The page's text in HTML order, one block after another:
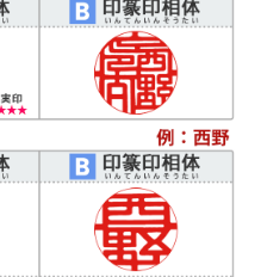
きるのです。
やすいいんそうたい)
くした西野工房独自の書体で
用され、他の書体より判読性が
社内文書などの確認印としての
います。